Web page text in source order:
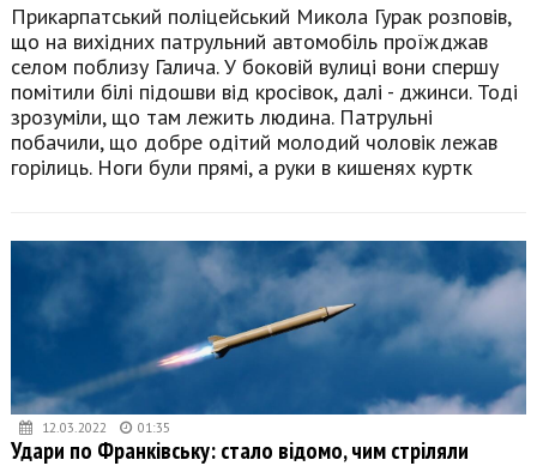
Прикарпатський поліцейський Микола Гурак розповів,
що на вихідних патрульний автомобіль проїжджав
селом поблизу Галича. У боковій вулиці вони спершу
помітили білі підошви від кросівок, далі - джинси. Тоді
зрозуміли, що там лежить людина. Патрульні
побачили, що добре одітий молодий чоловік лежав
горілиць. Ноги були прямі, а руки в кишенях куртк
12.03.2022 01:35
Удари по Франківську: стало відомо, чим стріляли